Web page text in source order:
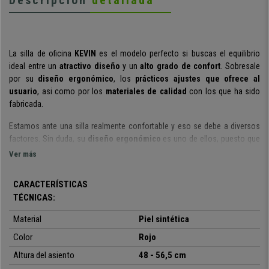
La silla de oficina KEVIN es el modelo perfecto si buscas el equilibrio
ideal entre un atractivo diseño y unalto grado de confort . Sobresale
por su diseño ergonómico, los prácticosajustes que ofrece al
usuario, asi como por los materiales de calidad con los que ha sido
fabricada.
Estamos ante una silla realmente confortable y eso se debe a diversos
factores. Sin duda, su diseño ergonómico es uno de ellos, puesto que
permite al usuario mantener una correcta y saludable postura de la
También destaca por los diferentes ajustes que tiene este modelo. Su
colocarlo en la posición que cada usuario de la silla necesite. También
cuenta con
soporte lumbar ajustable en altura
brazos ajustables en altura
Ver más
CARACTERÍSTICAS
TÉCNICAS:
Material
Piel sintética
Color
Rojo
Altura del asiento
48 - 56,5 cm